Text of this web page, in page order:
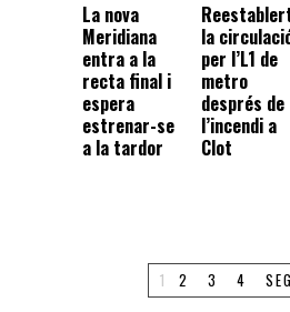
La nova
Meridiana
entra a la
recta final i
espera
estrenar-se
a la tardor
la
per l’L1 de
metro
després de
l’incendi a
Clot
1 2 3 4